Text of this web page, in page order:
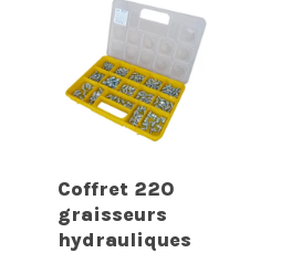
Coffret 220
graisseurs
hydrauliques